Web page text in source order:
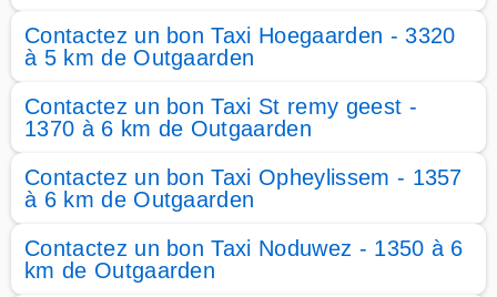
Contactez un bon Taxi Hoegaarden - 3320
à 5 km de Outgaarden
Contactez un bon Taxi St remy geest -
1370 à 6 km de Outgaarden
Contactez un bon Taxi Opheylissem - 1357
à 6 km de Outgaarden
Contactez un bon Taxi Noduwez - 1350 à 6
km de Outgaarden